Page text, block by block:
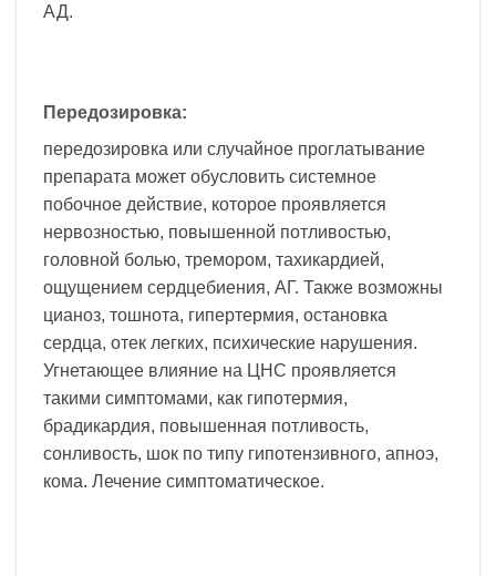
АД.
Передозировка:
передозировка или случайное проглатывание
препарата может обусловить системное
побочное действие, которое проявляется
нервозностью, повышенной потливостью,
головной болью, тремором, тахикардией,
ощущением сердцебиения, АГ. Также возможны
цианоз, тошнота, гипертермия, остановка
сердца, отек легких, психические нарушения.
Угнетающее влияние на ЦНС проявляется
такими симптомами, как гипотермия,
брадикардия, повышенная потливость,
сонливость, шок по типу гипотензивного, апноэ,
кома. Лечение симптоматическое.